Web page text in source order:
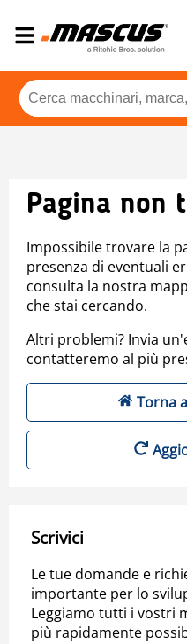
Pagina non
Impossibile trovare la
presenza di eventuali
consulta la nostra
che stai cercando.
Altri problemi? Invia
contatteremo al più
Torna
Scrivici
Le tue domande e
importante per lo
Leggiamo tutti i vostri
più rapidamente